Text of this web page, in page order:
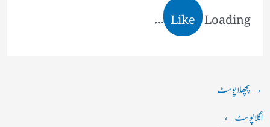
Like Loading...
→پچھلا پوسٹ
اگلا پوسٹ←